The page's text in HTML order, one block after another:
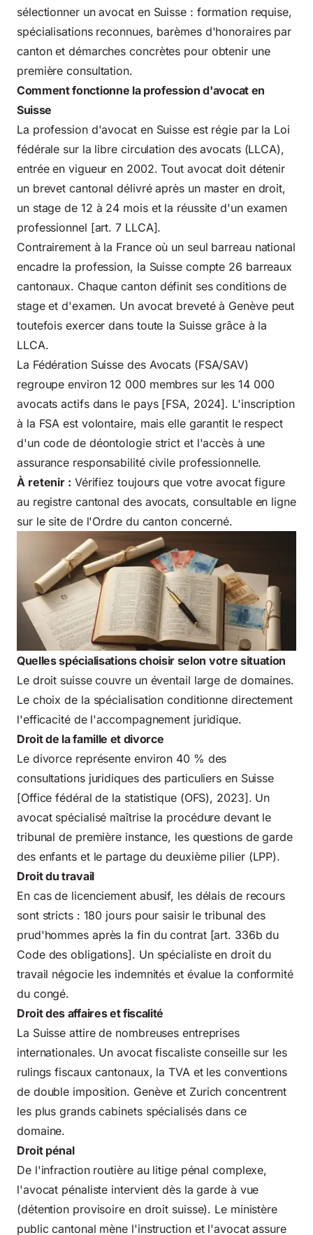
sélectionner un avocat en Suisse : formation requise,
spécialisations reconnues, barèmes d'honoraires par
canton et démarches concrètes pour obtenir une
première consultation.
Comment fonctionne la profession d'avocat en
Suisse
La profession d'avocat en Suisse est régie par la Loi
fédérale sur la libre circulation des avocats (LLCA),
entrée en vigueur en 2002. Tout avocat doit détenir
un brevet cantonal délivré après un master en droit,
un stage de 12 à 24 mois et la réussite d'un examen
professionnel [art. 7 LLCA].
Contrairement à la France où un seul barreau national
encadre la profession, la Suisse compte 26 barreaux
cantonaux. Chaque canton définit ses conditions de
stage et d'examen. Un avocat breveté à Genève peut
toutefois exercer dans toute la Suisse grâce à la
LLCA.
La Fédération Suisse des Avocats (FSA/SAV)
regroupe environ 12 000 membres sur les 14 000
avocats actifs dans le pays [FSA, 2024]. L'inscription
à la FSA est volontaire, mais elle garantit le respect
d'un code de déontologie strict et l'accès à une
assurance responsabilité civile professionnelle.
À retenir : Vérifiez toujours que votre avocat figure
au registre cantonal des avocats, consultable en ligne
sur le site de l'Ordre du canton concerné.
Quelles spécialisations choisir selon votre situation
Le droit suisse couvre un éventail large de domaines.
Le choix de la spécialisation conditionne directement
l'efficacité de l'accompagnement juridique.
Droit de la famille et divorce
Le divorce représente environ 40 % des
consultations juridiques des particuliers en Suisse
[Office fédéral de la statistique (OFS), 2023]. Un
avocat spécialisé maîtrise la procédure devant le
tribunal de première instance, les questions de garde
des enfants et le partage du deuxième pilier (LPP).
Droit du travail
En cas de licenciement abusif, les délais de recours
sont stricts : 180 jours pour saisir le tribunal des
prud'hommes après la fin du contrat [art. 336b du
Code des obligations]. Un spécialiste en droit du
travail négocie les indemnités et évalue la conformité
du congé.
Droit des affaires et fiscalité
La Suisse attire de nombreuses entreprises
internationales. Un avocat fiscaliste conseille sur les
rulings fiscaux cantonaux, la TVA et les conventions
de double imposition. Genève et Zurich concentrent
les plus grands cabinets spécialisés dans ce
domaine.
Droit pénal
De l'infraction routière au litige pénal complexe,
l'avocat pénaliste intervient dès la garde à vue
(détention provisoire en droit suisse). Le ministère
public cantonal mène l'instruction et l'avocat assure